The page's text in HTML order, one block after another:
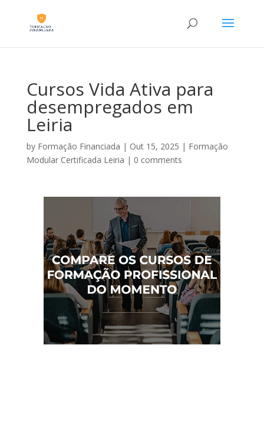
Cursos Vida Ativa para
desempregados em
Leiria
by Formação Financiada | Out 15, 2025 | Formação
Modular Certificada Leiria | 0 comments